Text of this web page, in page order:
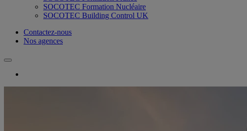
SOCOTEC Formation Nucléaire
SOCOTEC Building Control UK
Contactez-nous
Nos agences